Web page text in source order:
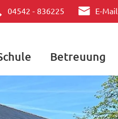
04542 - 836225 E-Mail
Betreuung